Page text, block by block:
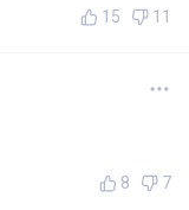
15 11
8 7